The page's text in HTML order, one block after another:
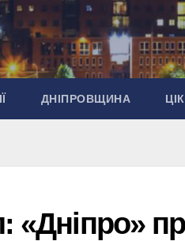
ДНІПРОВЩИНА
«Дніпро»